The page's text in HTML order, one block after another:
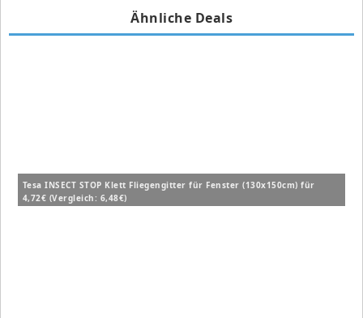
Ähnliche Deals
Tesa INSECT STOP Klett Fliegengitter für Fenster (130x150cm) für
4,72€ (Vergleich: 6,48€)